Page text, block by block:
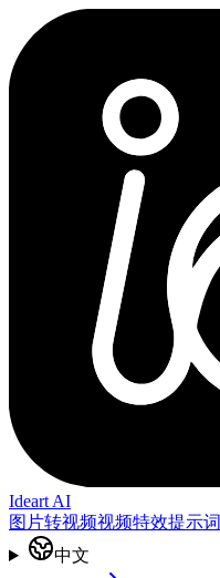
Ideart AI
图片转视频视频特效提示词
中文